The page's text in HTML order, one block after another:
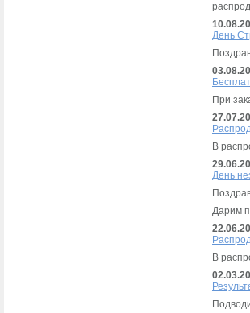
День
При
В
День
Дарим
В